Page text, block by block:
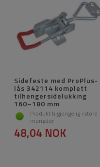
Sidefeste med ProPlus-
lås 342114 komplett
tilhengersidelukking
160–180 mm
Produkt tilgjengelig i store
mengder
48,04 NOK